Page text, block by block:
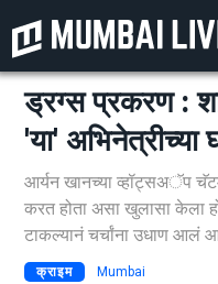
ड्रग्स प्रकरण :
'या' अभिनेत्रीच्या
आर्यन खानच्या व्हॉट्सअॅप
करत होता असा खुलासा केला
टाकल्यानं चर्चांना उधाण आलं
क्राइम Mumbai